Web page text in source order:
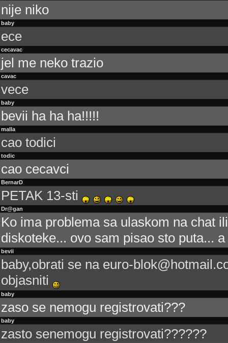
nije niko
baby
ece
cecavac
jel me neko trazio
cavac
vece
baby
bevii ha ha ha!!!!!
malla
cao todici
todic
cao cecavci
BernarD
PETAK 13-sti
Dr@gan
Ko ima problema sa ulaskom na chat
diskoteke... ovo sam pisao sto puta...
bevii
baby,obrati se na euro-
objasniti
baby
zaso se nemogu registrovati???
baby
zasto senemogu registrovati??????